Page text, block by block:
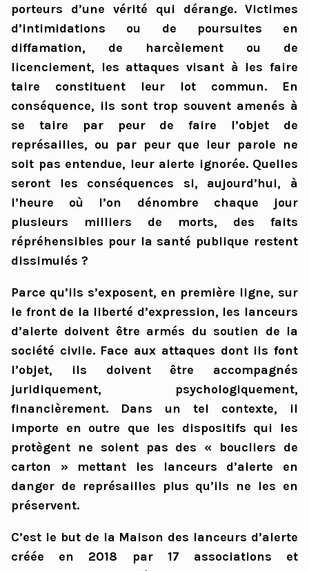
porteurs d’une vérité qui dérange. Victimes
d’intimidations ou de poursuites en
diffamation, de harcèlement ou de
licenciement, les attaques visant à les faire
taire constituent leur lot commun. En
conséquence, ils sont trop souvent amenés à
se taire par peur de faire l’objet de
représailles, ou par peur que leur parole ne
soit pas entendue, leur alerte ignorée. Quelles
seront les conséquences si, aujourd’hui, à
l’heure où l’on dénombre chaque jour
plusieurs milliers de morts, des faits
répréhensibles pour la santé publique restent
dissimulés ?
Parce qu’ils s’exposent, en première ligne, sur
le front de la liberté d’expression, les lanceurs
d’alerte doivent être armés du soutien de la
société civile. Face aux attaques dont ils font
l’objet, ils doivent être accompagnés
juridiquement, psychologiquement,
financièrement. Dans un tel contexte, il
importe en outre que les dispositifs qui les
protègent ne soient pas des « boucliers de
carton » mettant les lanceurs d’alerte en
danger de représailles plus qu’ils ne les en
préservent.
C’est le but de la Maison des lanceurs d’alerte
créée en 2018 par 17 associations et